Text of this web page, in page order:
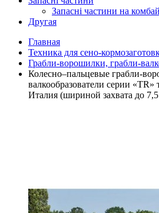
Запасні частини на
Другая
Главная
Техника для сено-
Грабли-ворошилки, грабли-
Колесно–пальцевые грабли-
валкообразователи серии
Италия (шириной захвата до